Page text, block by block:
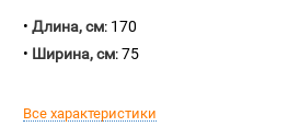
• Длина, см: 170
• Ширина, см: 75
Все характеристики